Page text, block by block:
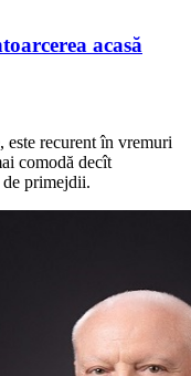
acasă
recurent în vremuri
comodă decît
primejdii.